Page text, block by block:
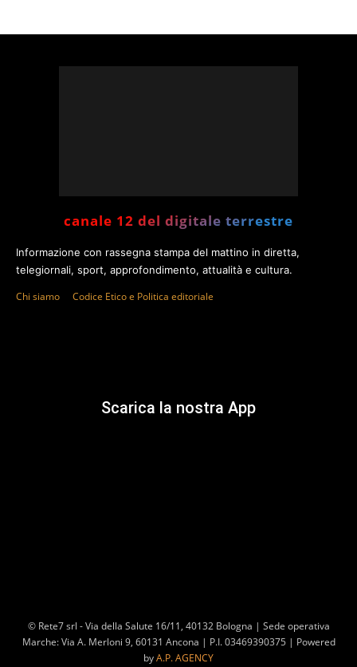
canale 12 del digitale terrestre
Informazione con rassegna stampa del mattino in diretta,
telegiornali, sport, approfondimento, attualità e cultura.
Chi siamo Codice Etico e Politica editoriale
Scarica la nostra App
© Rete7 srl - Via della Salute 16/11, 40132 Bologna | Sede operativa
Marche: Via A. Merloni 9, 60131 Ancona | P.I. 03469390375 | Powered
byA.P. AGENCY